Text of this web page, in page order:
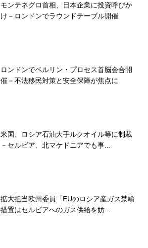
モンテネグロ首相、日本企業に投資呼びか
け－ロンドンでラウンドテーブル開催
ロンドンでベルリン・プロセス首脳会合開
催－不法移民対策と安全保障が焦点に
米国、ロシア石油大手ルクオイル等に制裁
－セルビア、北マケドニアでも事...
拡大担当欧州委員「EUのロシア産ガス禁輸
措置はセルビアへのガス供給を妨...